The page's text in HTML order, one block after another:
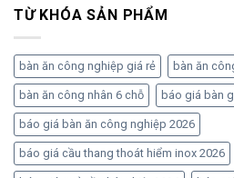
TỪ KHÓA SẢN PHẨM
bàn ăn công nghiệp giá rẻ bàn ăn
bàn ăn công nhân 6 chỗ báo giá bàn
báo giá bàn ăn công nghiệp 2026
báo giá cầu thang thoát hiểm inox 2026